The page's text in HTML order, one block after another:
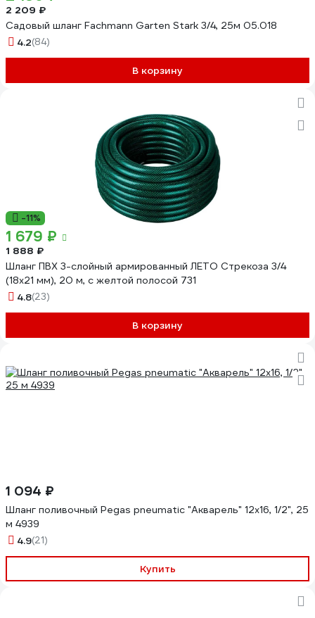
2 209 ₽
Садовый шланг Fachmann Garten Stark 3/4, 25м 05.018
4.2(84)
В корзину
-11%
1 679 ₽
1 888 ₽
Шланг ПВХ 3-слойный армированный ЛЕТО Стрекоза 3/4
(18х21 мм), 20 м, с желтой полосой 731
4.8(23)
В корзину
1 094 ₽
Шланг поливочный Pegas pneumatic "Акварель" 12x16, 1/2", 25
м 4939
4.9(21)
Купить